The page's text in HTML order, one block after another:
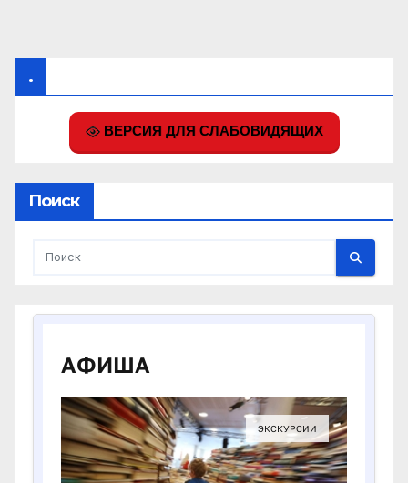
.
ВЕРСИЯ ДЛЯ СЛАБОВИДЯЩИХ
Поиск